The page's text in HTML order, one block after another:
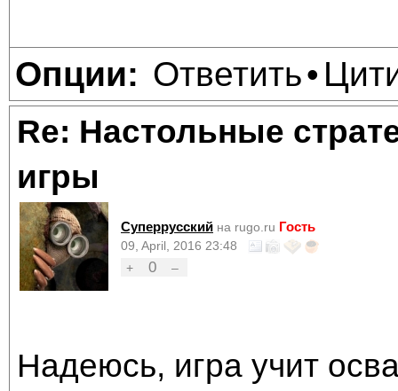
Опции: Ответить•
Re: Настольные
игры
Суперрусский на rugo.ru Гость
09, April, 2016 23:48
+
0 –
Надеюсь, игра учит